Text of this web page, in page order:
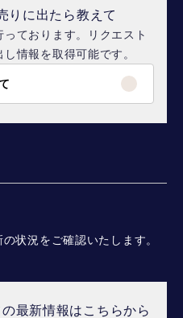
りに出たら教えて
ております。リクエスト
情報を取得可能です。
状況をご確認いたします。
最新情報はこちらから